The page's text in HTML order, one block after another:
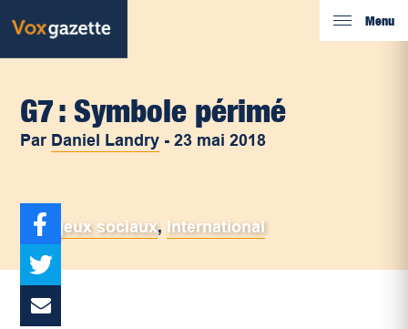
Menu
G7 : Symbole périmé
Par Daniel Landry -23 mai 2018
Enjeux sociaux, International